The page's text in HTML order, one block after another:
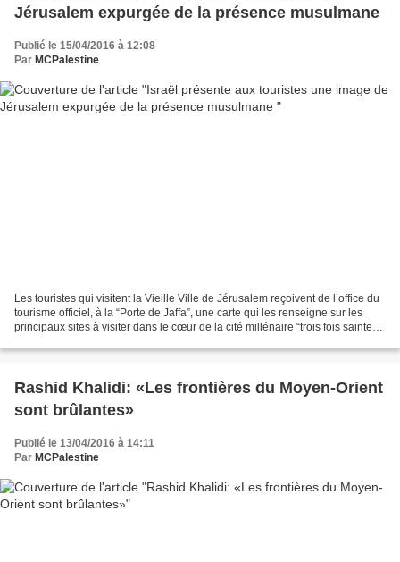
Jérusalem expurgée de la présence musulmane
Publié le 15/04/2016 à 12:08
Par MCPalestine
Les touristes qui visitent la Vieille Ville de Jérusalem reçoivent de l’office du
tourisme officiel, à la “Porte de Jaffa”, une carte qui les renseigne sur les
principaux sites à visiter dans le cœur de la cité millénaire “trois fois sainte”.
Rashid Khalidi: «Les frontières du Moyen-Orient
sont brûlantes»
Publié le 13/04/2016 à 14:11
Par MCPalestine